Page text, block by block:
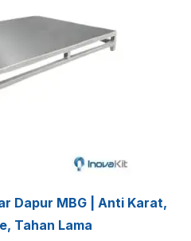
Dapur MBG | Anti Karat,
Tahan Lama